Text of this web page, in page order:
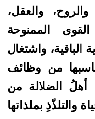
والعقل،
الممنوحة
الباقية، واشتغال
من وظائف
أهلُ الضلالة من
والتلذّذِ بملذاتها